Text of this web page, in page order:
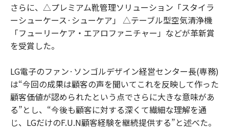
さらに、△プレミアム靴管理ソリューション「スタイラ
ーシューケース·シューケア」 △テーブル型空気清浄機
「フューリーケア・エアロファニチャー」などが革新賞
を受賞した。
LG電子のファン·ソンゴルデザイン経営センター長(専務)
は“今回の成果は顧客の声を聞いてこれを反映して作った
顧客価値が認められたという点でさらに大きな意味があ
る”とし、“今後も顧客に対する深くて繊細な理解を通
じ、LGだけのF.U.N顧客経験を継続提供する”と述べた。